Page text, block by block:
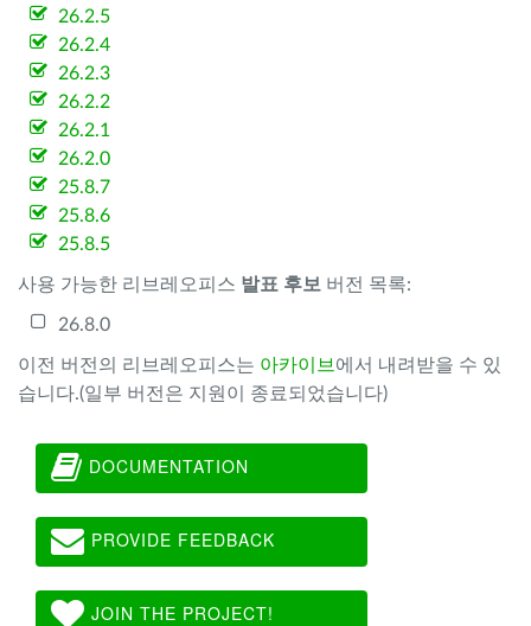
26.2.5
26.2.4
26.2.3
26.2.2
26.2.1
26.2.0
25.8.7
25.8.6
25.8.5
사용 가능한 리브레오피스 발표 후보 버전 목록:
26.8.0
이전 버전의 리브레오피스는 아카이브 에서 내려받을 수 있
습니다.(일부 버전은 지원이 종료되었습니다)
DOCUMENTATION
PROVIDE FEEDBACK
JOIN THE PROJECT!